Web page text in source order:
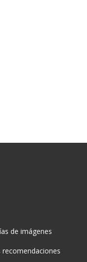
de imágenes
recomendaciones